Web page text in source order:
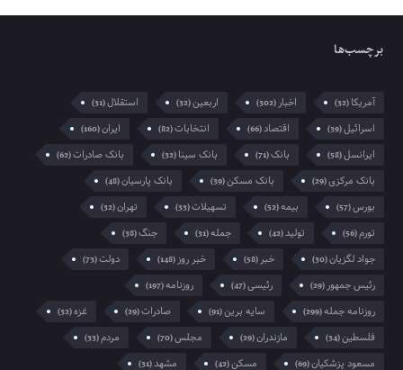
برچسب‌ها
آمریکا(32) اخبار(302) اربعین(32) استقلال(31)
اسرائیل(39) اقتصاد(66) انتخابات(82) ایران(160)
ایرانسل(58) بانک(71) بانک سینا(32) بانک صادرات(62)
بانک مرکزی(29) بانک مسکن(39) بانک پارسیان(48)
بورس(57) بیمه(52) تسهیلات(33) تهران(32)
تورم(56) تولید(42) جمله(31) جنگ(38)
جواد لگزیان(30) خبر(58) خبر روز(148) دولت(73)
رئیس جمهور(29) رئیسی(47) روزنامه(197)
روزنامه جمله(299) سایه برین(91) صادرات(29) غزه(32)
فلسطین(34) مازندران(29) مجلس(70) مردم(33)
مسعود پزشکیان(69) مسکن(42) مشهد(31)